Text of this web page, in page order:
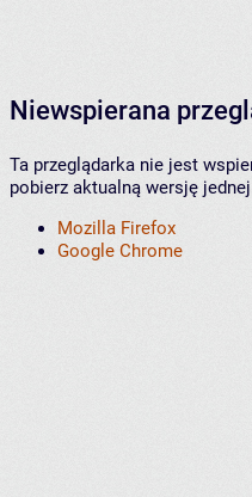
Niewspierana
Ta przeglądarka nie jest
pobierz aktualną wersję
Mozilla Firefox
Google Chrome